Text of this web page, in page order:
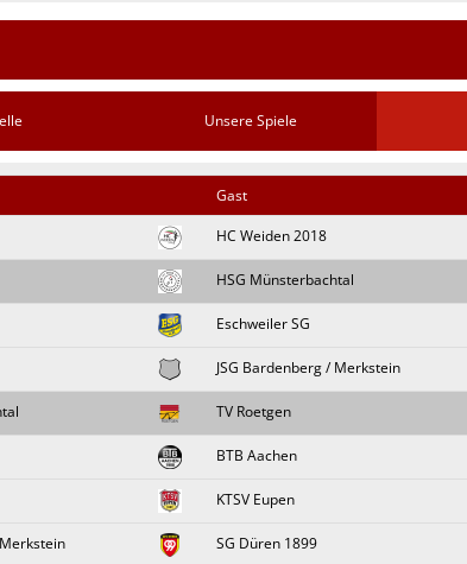
Unsere Spiele
Gast
HC Weiden 2018
HSG Münsterbachtal
Eschweiler SG
JSG Bardenberg / Merkstein
TV Roetgen
BTB Aachen
KTSV Eupen
SG Düren 1899